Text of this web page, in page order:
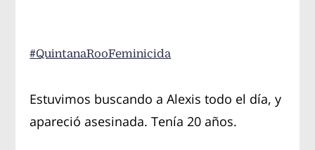
#QuintanaRooFeminicida
Estuvimos buscando a Alexis todo el día, y
apareció asesinada. Tenía 20 años.